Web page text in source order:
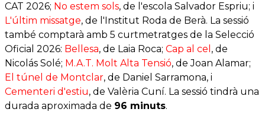
CAT 2026; No estem sols, de l'escola Salvador Espriu; i
L'últim missatge, de l'Institut Roda de Berà. La sessió
també comptarà amb 5 curtmetratges de la Selecció
Oficial 2026: Bellesa, de Laia Roca; Cap al cel , de
Nicolás Solé; M.A.T. Molt Alta Tensió, de Joan Alamar;
El túnel de Montclar, de Daniel Sarramona, i
Cementeri d'estiu, de Valèria Cuní. La sessió tindrà una
durada aproximada de 96 minuts.